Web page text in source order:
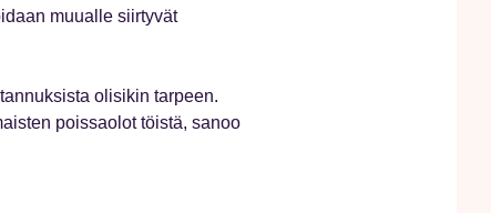
muualle siirtyvät
olisikin tarpeen.
poissaolot töistä, sanoo